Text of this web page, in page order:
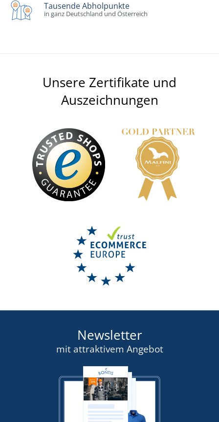
Tausende Abholpunkte
in ganz Deutschland und Österreich
Unsere Zertifikate und
Auszeichnungen
Newsletter
mit attraktivem Angebot